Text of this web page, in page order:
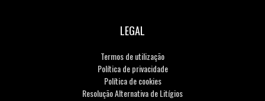
LEGAL
Termos de utilização
Política de privacidade
Política de cookies
Resolução Alternativa de Litígios